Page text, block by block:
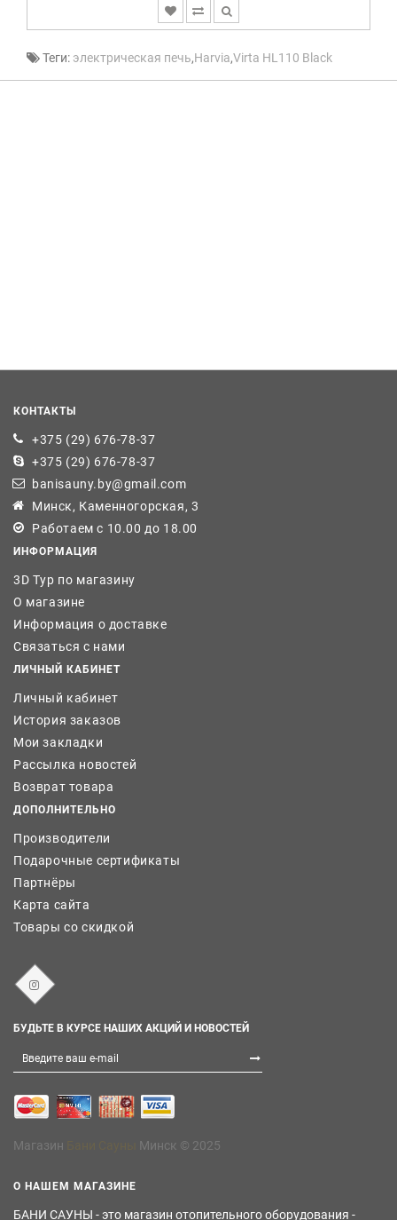
Теги: электрическая печь,Harvia,Virta HL110 Black
КОНТАКТЫ
+375 (29) 676-78-37
+375 (29) 676-78-37
banisauny.by@gmail.com
Минск, Каменногорская, 3
Работаем с 10.00 до 18.00
ИНФОРМАЦИЯ
3D Тур по магазину
О магазине
Информация о доставке
Связаться с нами
ЛИЧНЫЙ КАБИНЕТ
Личный кабинет
История заказов
Мои закладки
Рассылка новостей
Возврат товара
ДОПОЛНИТЕЛЬНО
Производители
Подарочные сертификаты
Партнёры
Карта сайта
Товары со скидкой
БУДЬТЕ В КУРСЕ НАШИХ АКЦИЙ И НОВОСТЕЙ
Магазин Минск © 2025
О НАШЕМ МАГАЗИНЕ
БАНИ САУНЫ - это магазин отопительного оборудования -